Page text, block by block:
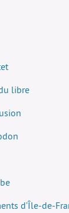
libre
d’Île-de-